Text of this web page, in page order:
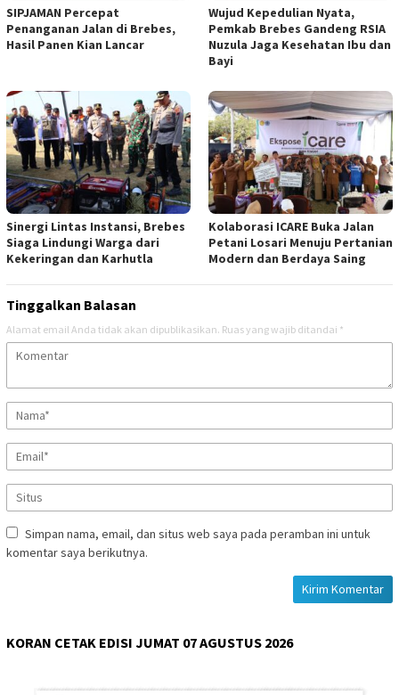
SIPJAMAN Percepat
Penanganan Jalan di Brebes,
Hasil Panen Kian Lancar
Wujud Kepedulian Nyata,
Pemkab Brebes Gandeng RSIA
Nuzula Jaga Kesehatan Ibu dan
Bayi
Sinergi Lintas Instansi, Brebes
Siaga Lindungi Warga dari
Kekeringan dan Karhutla
Kolaborasi ICARE Buka Jalan
Petani Losari Menuju Pertanian
Modern dan Berdaya Saing
Tinggalkan Balasan
Alamat email Anda tidak akan dipublikasikan. Ruas yang wajib ditandai *
Simpan nama, email, dan situs web saya pada peramban ini untuk
komentar saya berikutnya.
KORAN CETAK EDISI JUMAT 07 AGUSTUS 2026